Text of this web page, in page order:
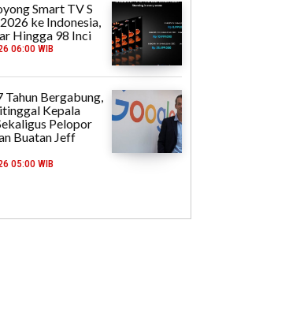
Smart TV S
ke Indonesia,
Hingga 98 Inci
06:00 WIB
Tahun Bergabung,
Kepala
Pelopor
Buatan Jeff
05:00 WIB